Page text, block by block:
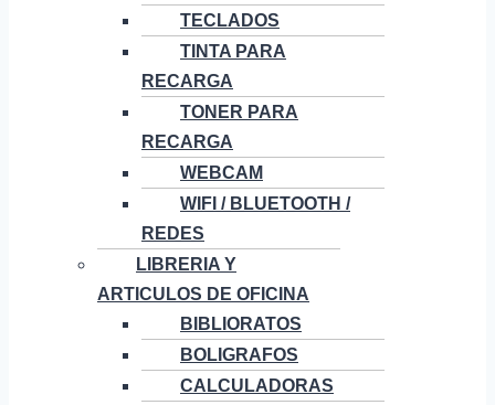
TECLADOS
TINTA PARA
RECARGA
TONER PARA
RECARGA
WEBCAM
WIFI / BLUETOOTH /
REDES
LIBRERIA Y
ARTICULOS DE OFICINA
BIBLIORATOS
BOLIGRAFOS
CALCULADORAS